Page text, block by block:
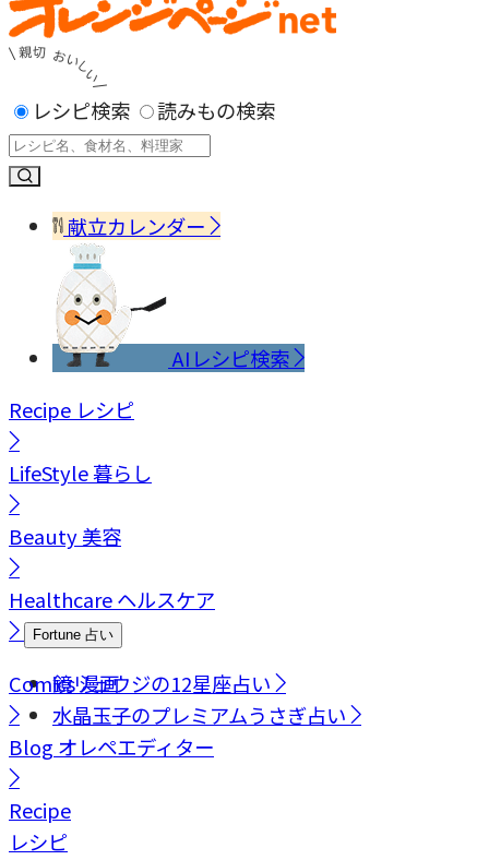
レシピ検索 読みもの検索
献立カレンダー
AIレシピ検索
Recipe レシピ
LifeStyle暮らし
Beauty美容
Healthcareヘルスケア
Fortune 占い
鏡リュウジの12星座占い
水晶玉子のプレミアムうさぎ占い
Comics漫画
Blog オレペエディター
Recipe
レシピ